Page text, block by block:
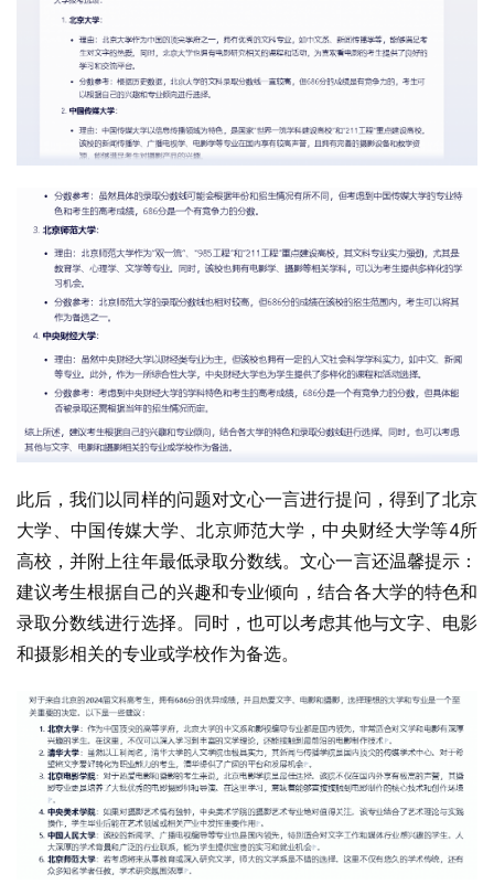
此后，我们以同样的问题对文心一言进行提问，得到了北京
大学、中国传媒大学、北京师范大学，中央财经大学等4所
高校，并附上往年最低录取分数线。文心一言还温馨提示：
建议考生根据自己的兴趣和专业倾向，结合各大学的特色和
录取分数线进行选择。同时，也可以考虑其他与文字、电影
和摄影相关的专业或学校作为备选。